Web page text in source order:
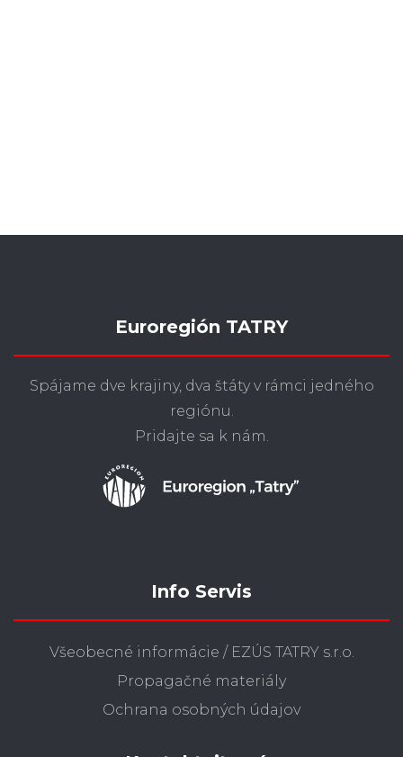
Euroregión TATRY
Spájame dve krajiny, dva štáty v rámci jedného
regiónu.
Pridajte sa k nám.
Info Servis
Všeobecné informácie / EZÚS TATRY s.r.o.
Propagačné materiály
Ochrana osobných údajov